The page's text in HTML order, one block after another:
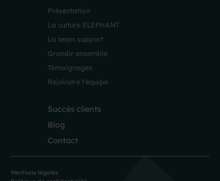
Présentation
La culture ELEPHANT
La team support
Grandir ensemble
Témoignages
Rejoindre l'équipe
Succès clients
Blog
Contact
Mentions légales